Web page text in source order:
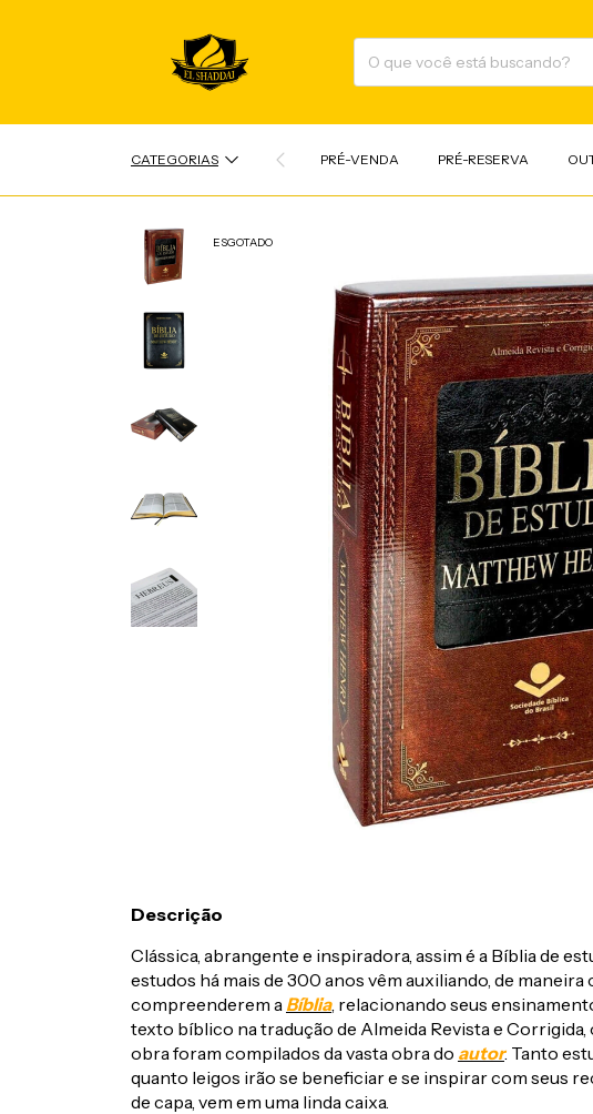
CATEGORIAS PRÉ-VENDA PRÉ-RESERVA
ESGOTADO
Descrição
Clássica, abrangente e inspiradora, assim é a Bíblia de
estudos há mais de 300 anos vêm auxiliando, de maneira
compreenderem a Bíblia, relacionando seus
texto bíblico na tradução de Almeida Revista e
obra foram compilados da vasta obra do autor. Tanto
quanto leigos irão se beneficiar e se inspirar com seus
de capa, vem em uma linda caixa.